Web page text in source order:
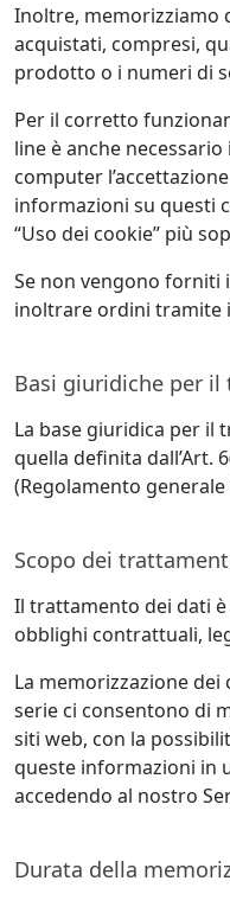
Inoltre, memorizziamo
acquistati, compresi,
prodotto o i numeri di
Per il corretto
line è anche
computer
informazioni su questi
“Uso dei cookie” più
Se non vengono forniti
inoltrare ordini tramite
Basi giuridiche per
La base giuridica per il
quella definita dall’Art.
(Regolamento
Scopo dei
Il trattamento dei dati
obblighi contrattuali,
La memorizzazione
serie ci consentono di
siti web, con la
queste informazioni in
accedendo al nostro
Durata della